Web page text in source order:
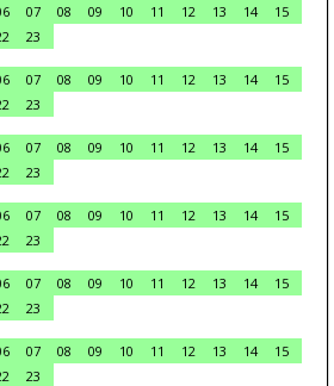
07 08 09 10 11 12 13 14
15
23
07 08 09 10 11 12 13 14
15
23
07 08 09 10 11 12 13 14
15
23
07 08 09 10 11 12 13 14
15
23
07 08 09 10 11 12 13 14
15
23
07 08 09 10 11 12 13 14
15
23